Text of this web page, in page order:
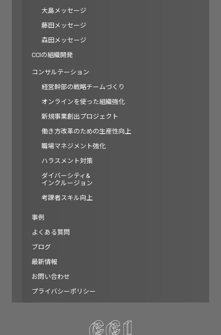
大島メッセージ
藤田メッセージ
森田メッセージ
CCIの組織開発
コンサルテーション
経営幹部の戦略チームづくり
オンラインを使った組織強化
新規事業創出プロジェクト
働き方改革のための生産性向上
職場マネジメント強化
ハラスメント対策
ダイバーシティ&
インクルージョン
考課者スキル向上
事例
よくある質問
ブログ
最新情報
お問い合わせ
プライバシーポリシー